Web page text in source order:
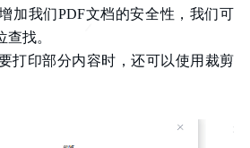
加我们PDF文档的安全性，我们可
找。
打印部分内容时，还可以使用裁剪